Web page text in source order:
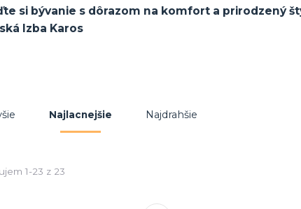
si bývanie s dôrazom na komfort a prirodzený
Najlacnejšie Najdrahšie
1-23 z 23